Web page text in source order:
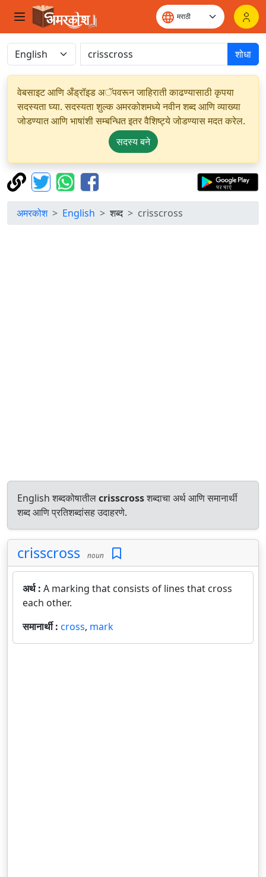
शोधा
वेबसाइट आणि अँड्रॉइड अॅपवरून जाहिराती काढण्यासाठी कृपया
सदस्यता घ्या. सदस्यता शुल्क अमरकोशमध्ये नवीन शब्द आणि व्याख्या
जोडण्यात आणि भाषांशी सम्बन्धित इतर वैशिष्ट्ये जोडण्यास मदत करेल.
सदस्य बने
अमरकोश English शब्द crisscross
English शब्दकोषातीलcrisscrossशब्दाचा अर्थ आणि समानार्थी
शब्द आणि प्रतिशब्दांसह उदाहरणे.
crisscross noun
अर्थ : A marking that consists of lines that cross
each other.
समानार्थी : cross, mark